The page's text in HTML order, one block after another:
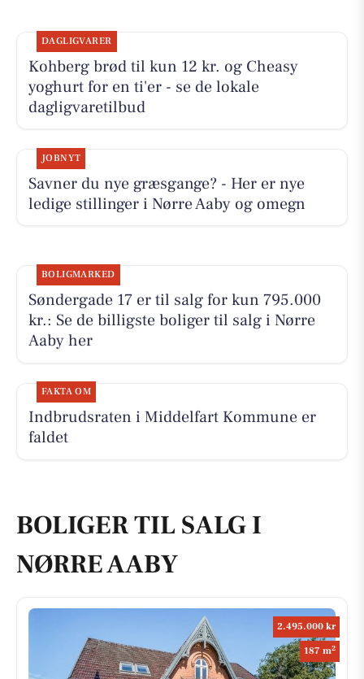
DAGLIGVARER
Kohberg brød til kun 12 kr. og Cheasy
yoghurt for en ti'er - se de lokale
dagligvaretilbud
JOBNYT
Savner du nye græsgange? - Her er nye
ledige stillinger i Nørre Aaby og omegn
BOLIGMARKED
Søndergade 17 er til salg for kun 795.000
kr.: Se de billigste boliger til salg i Nørre
Aaby her
FAKTA OM
Indbrudsraten i Middelfart Kommune er
faldet
BOLIGER TIL SALG I
NØRRE AABY
2.495.000 kr
187 m2